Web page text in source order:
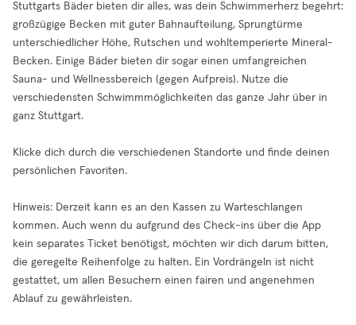
Stuttgarts Bäder bieten dir alles, was dein Schwimmerherz begehrt:
großzügige Becken mit guter Bahnaufteilung, Sprungtürme
unterschiedlicher Höhe, Rutschen und wohltemperierte Mineral-
Becken. Einige Bäder bieten dir sogar einen umfangreichen
Sauna- und Wellnessbereich (gegen Aufpreis). Nutze die
verschiedensten Schwimmmöglichkeiten das ganze Jahr über in
ganz Stuttgart.
Klicke dich durch die verschiedenen Standorte und finde deinen
persönlichen Favoriten.
Hinweis: Derzeit kann es an den Kassen zu Warteschlangen
kommen. Auch wenn du aufgrund des Check-ins über die App
kein separates Ticket benötigst, möchten wir dich darum bitten,
die geregelte Reihenfolge zu halten. Ein Vordrängeln ist nicht
gestattet, um allen Besuchern einen fairen und angenehmen
Ablauf zu gewährleisten.